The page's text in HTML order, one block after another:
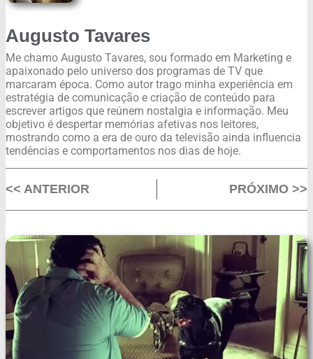
Augusto Tavares
Me chamo Augusto Tavares, sou formado em Marketing e
apaixonado pelo universo dos programas de TV que
marcaram época. Como autor trago minha experiência em
estratégia de comunicação e criação de conteúdo para
escrever artigos que reúnem nostalgia e informação. Meu
objetivo é despertar memórias afetivas nos leitores,
mostrando como a era de ouro da televisão ainda influencia
tendências e comportamentos nos dias de hoje.
<< ANTERIOR PRÓXIMO >>